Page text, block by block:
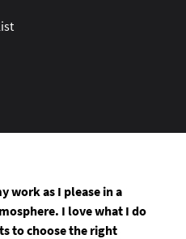
work as I please in a
I love what I do
to choose the right